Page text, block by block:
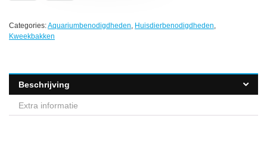
Categories:Aquariumbenodigdheden, Huisdierbenodigdheden,
Kweekbakken
Beschrijving
Extra informatie